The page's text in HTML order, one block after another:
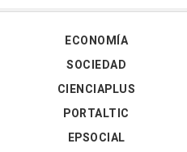
ECONOMÍA
SOCIEDAD
CIENCIAPLUS
PORTALTIC
EPSOCIAL